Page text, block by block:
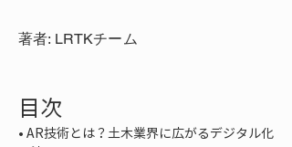
著者: LRTKチーム
目次
• AR技術とは？土木業界に広がるデジタル化